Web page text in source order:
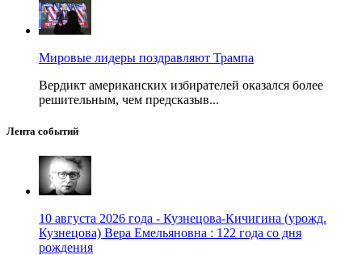
Мировые лидеры поздравляют Трампа
Вердикт американских избирателей оказался более
решительным, чем предсказыв...
Лента событий
10 августа 2026 года - Кузнецова-Кичигина (урожд.
Кузнецова) Вера Емельяновна : 122 года со дня
рождения